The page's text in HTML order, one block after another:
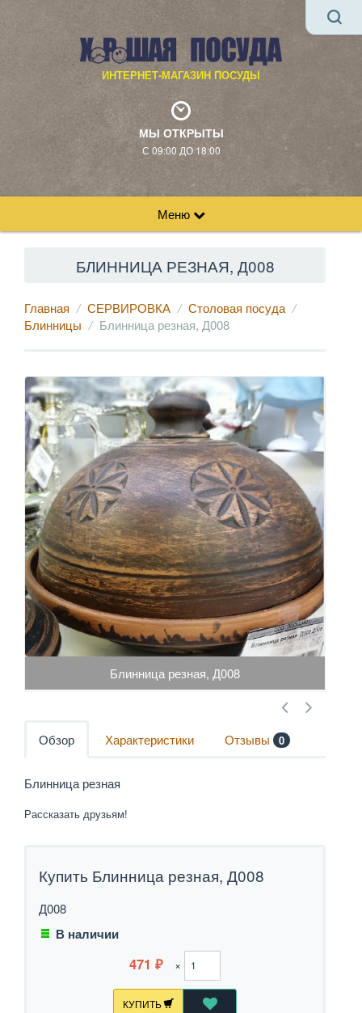
ИНТЕРНЕТ-МАГАЗИН ПОСУДЫ
МЫ ОТКРЫТЫ
С 09:00 ДО 18:00
Меню
БЛИННИЦА РЕЗНАЯ, Д008
Главная СЕРВИРОВКА
Столовая посуда
Блинницы
Блинница резная, Д008
Блинница резная, Д008
Обзор Характеристики Отзывы 0
Блинница резная
Рассказать друзьям!
Купить Блинница резная, Д008
Д008
В наличии
471 ₽ ×
КУПИТЬ